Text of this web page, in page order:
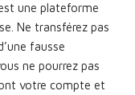
une plateforme
Ne transférez pas
fausse
ne pourrez pas
votre compte et